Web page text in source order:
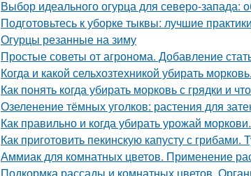
Выбор идеального огурца для северо-запада:
Подготовьтесь к уборке тыквы: лучшие
Огурцы резанные на зиму
Простые советы от агронома. Добавление
Когда и какой сельхозтехникой убирать
Как понять когда убирать морковь с грядки и
Озеленение тёмных уголков: растения для
Как правильно и когда убирать урожай
Как приготовить пекинскую капусту с
Аммиак для комнатных цветов. Применение